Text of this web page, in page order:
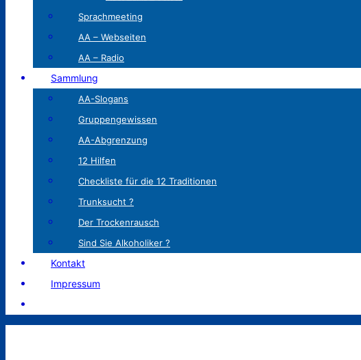
Sprachmeeting
AA – Webseiten
AA – Radio
Sammlung
AA-Slogans
Gruppengewissen
AA-Abgrenzung
12 Hilfen
Checkliste für die 12 Traditionen
Trunksucht ?
Der Trockenrausch
Sind Sie Alkoholiker ?
Kontakt
Impressum